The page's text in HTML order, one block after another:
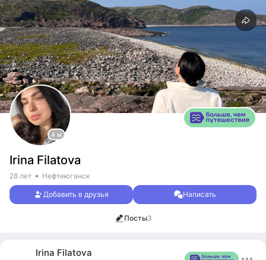
4 м
Irina Filatova
28 лет Нефтеюганск
Добавить в друзья Написать
Посты3
Irina Filatova